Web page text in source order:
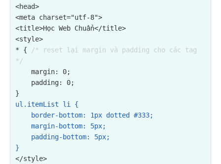
<head>
<meta charset="utf-8">
<title>Học Web Chuẩn</title>
<style>
* {
/* reset lại margin và padding cho các tag
*/
ul.itemList li {
}
</style>